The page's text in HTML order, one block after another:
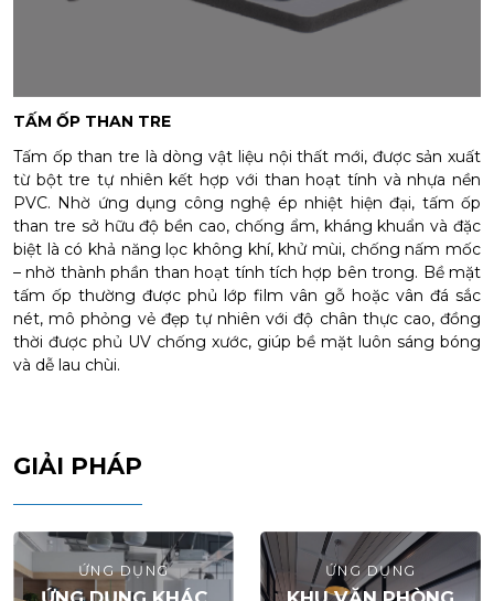
TẤM ỐP THAN TRE
Tấm ốp than tre là dòng vật liệu nội thất mới, được sản xuất
từ bột tre tự nhiên kết hợp với than hoạt tính và nhựa nền
PVC. Nhờ ứng dụng công nghệ ép nhiệt hiện đại, tấm ốp
than tre sở hữu độ bền cao, chống ẩm, kháng khuẩn và đặc
biệt là có khả năng lọc không khí, khử mùi, chống nấm mốc
– nhờ thành phần than hoạt tính tích hợp bên trong. Bề mặt
tấm ốp thường được phủ lớp film vân gỗ hoặc vân đá sắc
nét, mô phỏng vẻ đẹp tự nhiên với độ chân thực cao, đồng
thời được phủ UV chống xước, giúp bề mặt luôn sáng bóng
và dễ lau chùi.
GIẢI PHÁP
ỨNG DỤNG ỨNG DỤNG